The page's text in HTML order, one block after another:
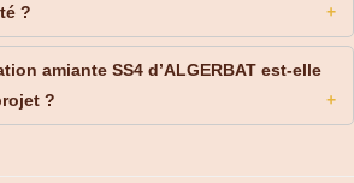
?
amiante SS4 d’ALGERBAT est-elle
?